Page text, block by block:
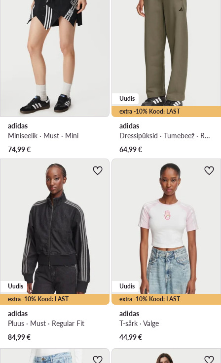
adidas
Miniseelik · Must · Mini
74,99€
extra -10% Kood: LAST
Uudis
adidas
Dressipüksid · Tumebeež · Regular Fit
64,99€
extra -10% Kood: LAST
Uudis
adidas
Pluus · Must · Regular Fit
84,99€
extra -10% Kood: LAST
Uudis
adidas
T-särk · Valge
44,99€